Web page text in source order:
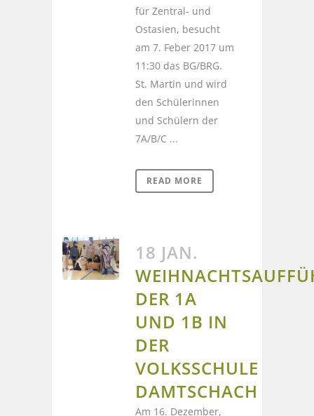
für Zentral- und
Ostasien, besucht
am 7. Feber 2017 um
11:30 das BG/BRG.
St. Martin und wird
den Schülerinnen
und Schülern der
7A/B/C ...
READ MORE
18 JAN.
DER 1A
UND 1B IN
DER
VOLKSSCHULE
DAMTSCHACH
Am 16. Dezember,